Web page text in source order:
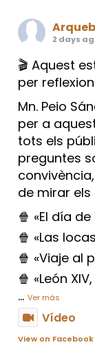
2 days
🎬 Aquest
per
Mn. Peio
per a
tots els
preguntes
de mirar els
🍿 «El día
🍿 «Las
🍿 «Viaje al
🍿 «León
... Ver más
Vídeo
View on Facebook